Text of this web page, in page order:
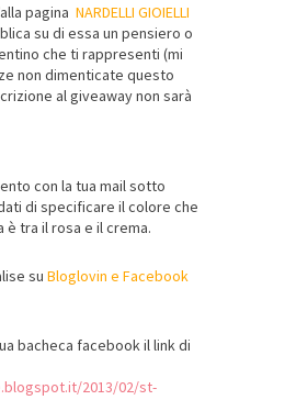
pagina NARDELLI GIOIELLI
su di essa un pensiero o
che ti rappresenti (mi
non dimenticate questo
al giveaway non sarà
con la tua mail sotto
di specificare il colore che
tra il rosa e il crema.
su Bloglovin e Facebook
bacheca facebook il link di
2013/02/st-